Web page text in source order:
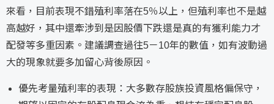
來看，目前表現不錯殖利率落在5％以上，但殖利率也不是越
高越好，其中還牽涉到是因股價下跌還是真的有獲利能力才
配發等多重因素。建議調查過往5－10年的數值，如有波動過
大的現象就要多加留心背後原因。
優先考量殖利率的表現：大多數存股族投資風格偏保守，